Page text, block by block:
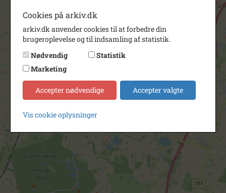
Cookies på arkiv.dk
arkiv.dk anvender cookies til at forbedre din
brugeroplevelse og til indsamling af statistik.
Nødvendig
Statistik
Marketing
Accepter nødvendige Accepter valgte
Vis cookie oplysninger